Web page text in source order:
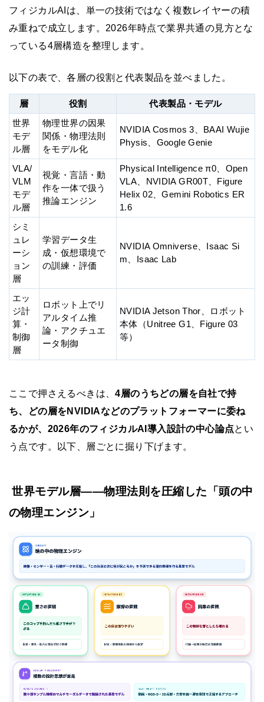
フィジカルAIは、単一の技術ではなく複数レイヤーの積
み重ねで成立します。2026年時点で業界共通の見方とな
っている4層構造を整理します。
以下の表で、各層の役割と代表製品を並べました。
層 役割
代表製品・モデル
世界
モデ
ル層
物理世界の因果
関係・物理法則
をモデル化
NVIDIA Cosmos 3、BAAI Wujie
Physis、Google Genie
VLA/
VLM
モデ
ル層
視覚・言語・動
作を一体で扱う
推論エンジン
Physical Intelligence π0、Open
VLA、NVIDIA GR00T、Figure
Helix 02、Gemini Robotics ER
1.6
シミ
ュレ
ーシ
ョン
層
学習データ生
成・仮想環境で
の訓練・評価
NVIDIA Omniverse、Isaac Si
m、Isaac Lab
エッ
ジ計
算・
制御
層
ロボット上でリ
アルタイム推
論・アクチュエ
ータ制御
NVIDIA Jetson Thor、ロボット
本体（Unitree G1、Figure 03
等）
ここで押さえるべきは、4層のうちどの層を自社で持
ち、どの層をNVIDIAなどのプラットフォーマーに委ね
るかが、2026年のフィジカルAI導入設計の中心論点とい
う点です。以下、層ごとに掘り下げます。
世界モデル層——物理法則を圧縮した「頭の中
の物理エンジン」